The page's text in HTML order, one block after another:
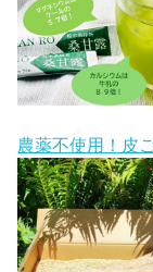
農薬不使用！皮